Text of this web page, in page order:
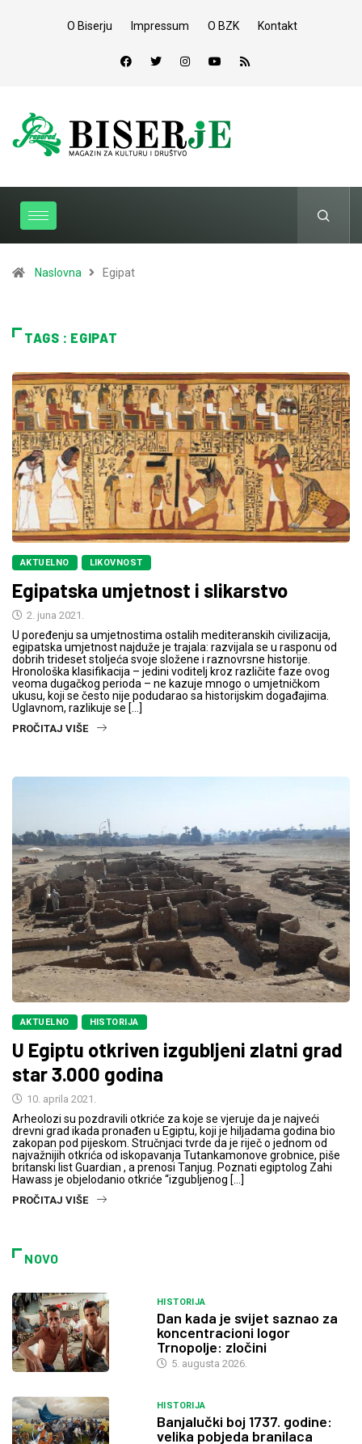
O Biserju Impressum O BZK Kontakt
Naslovna Egipat
TAGS : EGIPAT
AKTUELNO LIKOVNOST
Egipatska umjetnost i slikarstvo
2. juna 2021.
U poređenju sa umjetnostima ostalih mediteranskih civilizacija,
egipatska umjetnost najduže je trajala: razvijala se u rasponu od
dobrih trideset stoljeća svoje složene i raznovrsne historije.
Hronološka klasifikacija – jedini voditelj kroz različite faze ovog
veoma dugačkog perioda – ne kazuje mnogo o umjetničkom
ukusu, koji se često nije podudarao sa historijskim događajima.
Uglavnom, razlikuje se […]
PROČITAJ VIŠE
AKTUELNO HISTORIJA
U Egiptu otkriven izgubljeni zlatni grad
star 3.000 godina
10. aprila 2021.
Arheolozi su pozdravili otkriće za koje se vjeruje da je najveći
drevni grad ikada pronađen u Egiptu, koji je hiljadama godina bio
zakopan pod pijeskom. Stručnjaci tvrde da je riječ o jednom od
najvažnijih otkrića od iskopavanja Tutankamonove grobnice, piše
britanski list Guardian , a prenosi Tanjug. Poznati egiptolog Zahi
Hawass je objelodanio otkriće “izgubljenog […]
PROČITAJ VIŠE
NOVO
HISTORIJA
Dan kada je svijet saznao za
koncentracioni logor
Trnopolje: zločini
5. augusta 2026.
HISTORIJA
Banjalučki boj 1737. godine:
velika pobjeda branilaca